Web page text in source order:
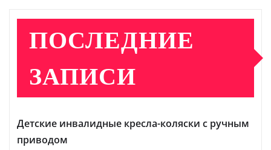
ПОСЛЕДНИЕ
ЗАПИСИ
Детские инвалидные кресла-коляски с ручным
приводом